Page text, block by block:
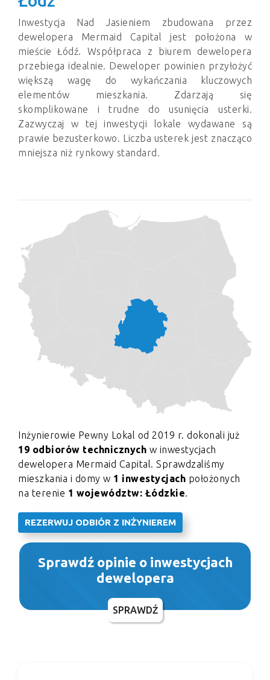
Inwestycja Nad Jasieniem zbudowana przez
dewelopera Mermaid Capital jest położona w
mieście Łódź. Współpraca z biurem dewelopera
przebiega idealnie. Deweloper powinien przyłożyć
większą wagę do wykańczania kluczowych
elementów mieszkania. Zdarzają się
skomplikowane i trudne do usunięcia usterki.
Zazwyczaj w tej inwestycji lokale wydawane są
prawie bezusterkowo. Liczba usterek jest znacząco
mniejsza niż rynkowy standard.
Inżynierowie Pewny Lokal od 2019 r. dokonali już
19 odbiorów technicznych w inwestycjach
dewelopera Mermaid Capital. Sprawdzaliśmy
mieszkania i domy w 1 inwestycjach położonych
na terenie 1 województw: Łódzkie.
REZERWUJ ODBIÓR Z INŻYNIEREM
Sprawdź opinie o inwestycjach
dewelopera
SPRAWDŹ